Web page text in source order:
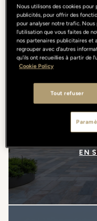
EN
Nous utilisons des cookies
publicités, pour offrir des
pour analyser notre trafic.
l'utilisation que vous faites de
nos partenaires publicitaires et
regrouper avec d'autres
qu'ils ont recueillies à partir de
Cookie Policy
Tout refuser